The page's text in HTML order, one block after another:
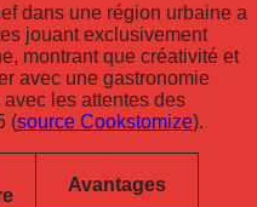
dans une région urbaine a
jouant exclusivement
montrant que créativité et
avec une gastronomie
les attentes des
(source Cookstomize).
Avantages